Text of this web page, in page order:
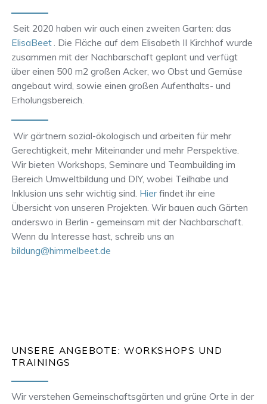
Seit 2020 haben wir auch einen zweiten Garten: das
ElisaBeet. Die Fläche auf dem Elisabeth II Kirchhof wurde
zusammen mit der Nachbarschaft geplant und verfügt
über einen 500 m2 großen Acker, wo Obst und Gemüse
angebaut wird, sowie einen großen Aufenthalts- und
Erholungsbereich.
Wir gärtnern sozial-ökologisch und arbeiten für mehr
Gerechtigkeit, mehr Miteinander und mehr Perspektive.
Wir bieten Workshops, Seminare und Teambuilding im
Bereich Umweltbildung und DIY, wobei Teilhabe und
Inklusion uns sehr wichtig sind. Hierfindet ihr eine
Übersicht von unseren Projekten. Wir bauen auch Gärten
anderswo in Berlin - gemeinsam mit der Nachbarschaft.
Wenn du Interesse hast, schreib uns an
bildung@himmelbeet.de
UNSERE ANGEBOTE: WORKSHOPS UND
TRAININGS
Wir verstehen Gemeinschaftsgärten und grüne Orte in der